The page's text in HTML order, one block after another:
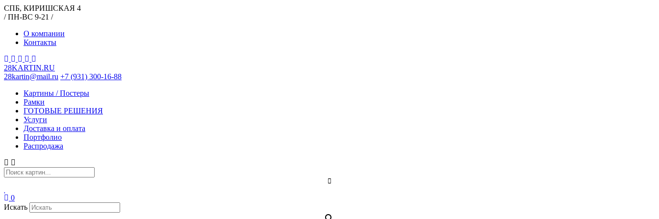
СПБ, КИРИШСКАЯ 4
/ ПН-ВС 9-21 /
О компании
Контакты
28KARTIN.RU
28kartin@mail.ru +7 (931) 300-16-88
Картины / Постеры
Рамки
ГОТОВЫЕ РЕШЕНИЯ
Услуги
Доставка и оплата
Портфолио
Распродажа
0
Искать